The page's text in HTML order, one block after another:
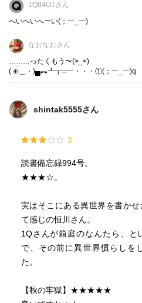
1Q84O1さん
へいへいへーい(；一_一)
なおなおさん
………ったくもう〜(>_<)
( ⊕＿・)▄︻┻┳═一・・・①(；一_一)q
shintak5555さん
3
読書備忘録994号。
★★★☆。
実はそこにある異世界を書か
て感じの恒川さん。
1Qさんが箱庭のなんたら、と
で、その前に異世界慣らしを
た。
【秋の牢獄】★★★★★